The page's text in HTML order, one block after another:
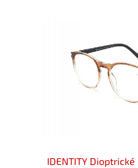
IDENTITY